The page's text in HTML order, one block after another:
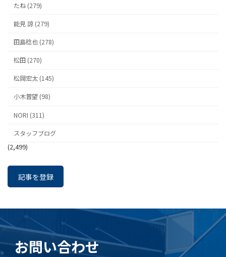
たね (279)
能見 諒 (279)
田島稔也 (278)
松田 (270)
松岡宏太 (145)
小木曽望 (98)
NORI (311)
スタッフブログ
(2,499)
記事を登録
お問い合わせ